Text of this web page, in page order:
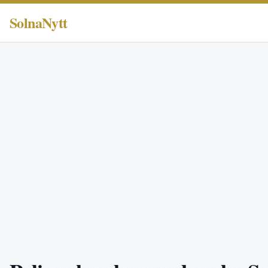
SolnaNytt